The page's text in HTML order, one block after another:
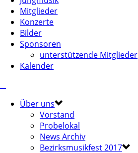
Mitglieder
Konzerte
Bilder
Sponsoren
unterstützende Mitglieder
Kalender
Über uns
Vorstand
Probelokal
News Archiv
Bezirksmusikfest 2017